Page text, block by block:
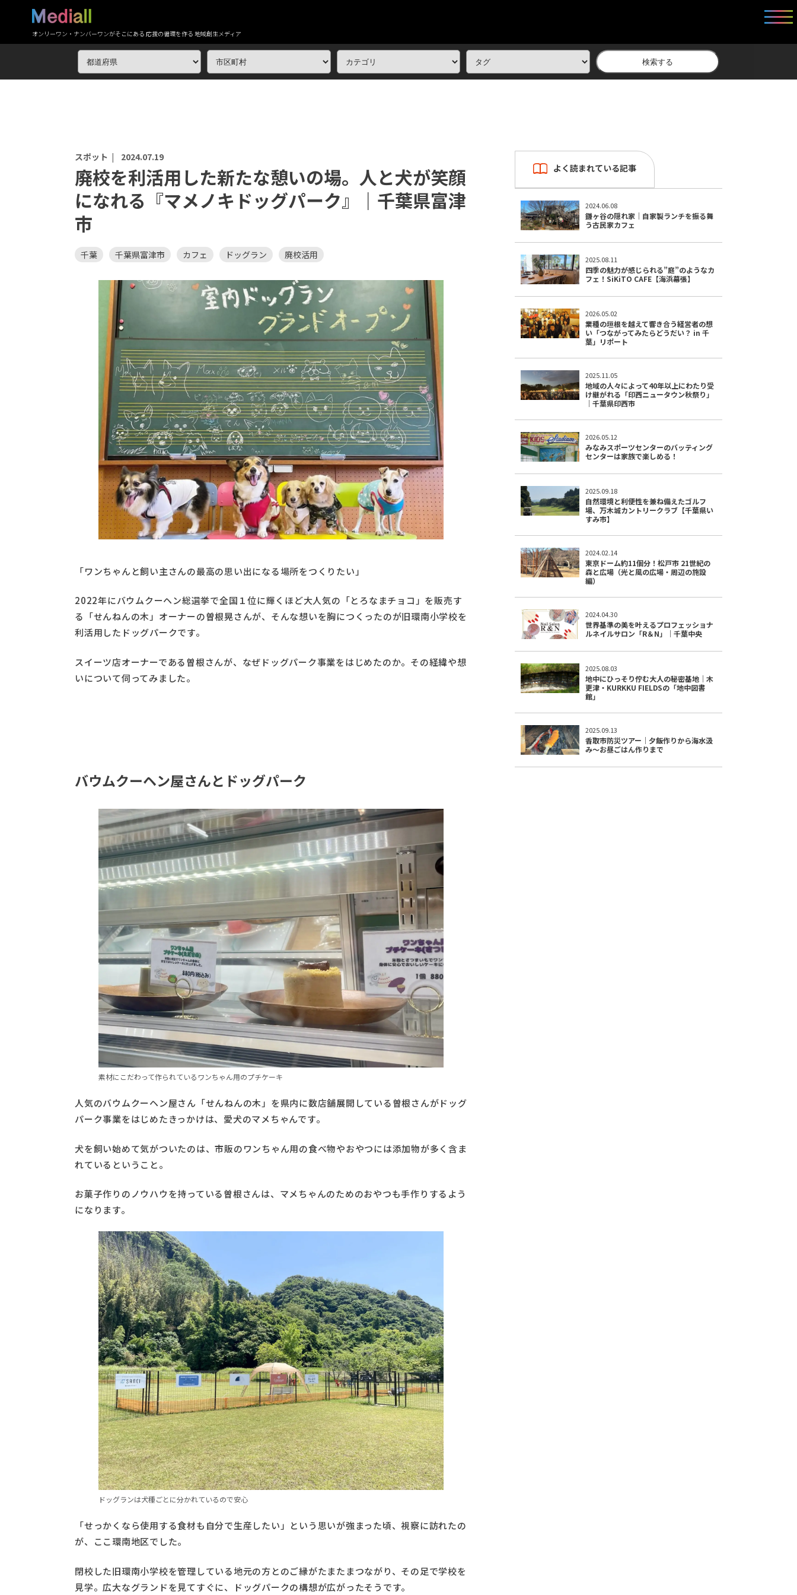
オンリーワン・ナンバーワンがそこにある 応援の循環を作る 地域創生メディア
検索する
スポット | 2024.07.19
廃校を利活用した新たな憩いの場。人と犬が笑顔
になれる『マメノキドッグパーク』｜千葉県富津
市
千葉 千葉県富津市 カフェ ドッグラン 廃校活用
「ワンちゃんと飼い主さんの最高の思い出になる場所をつくりたい」
2022年にバウムクーヘン総選挙で全国１位に輝くほど大人気の「とろなまチョコ」を販売す
る「せんねんの木」オーナーの曽根晃さんが、そんな想いを胸につくったのが旧環南小学校を
利活用したドッグパークです。
スイーツ店オーナーである曽根さんが、なぜドッグパーク事業をはじめたのか。その経緯や想
いについて伺ってみました。
バウムクーヘン屋さんとドッグパーク
素材にこだわって作られているワンちゃん用のプチケーキ
人気のバウムクーヘン屋さん「せんねんの木」を県内に数店舗展開している曽根さんがドッグ
パーク事業をはじめたきっかけは、愛犬のマメちゃんです。
犬を飼い始めて気がついたのは、市販のワンちゃん用の食べ物やおやつには添加物が多く含ま
れているということ。
お菓子作りのノウハウを持っている曽根さんは、マメちゃんのためのおやつも手作りするよう
になります。
ドッグランは犬種ごとに分かれているので安心
「せっかくなら使用する食材も自分で生産したい」という思いが強まった頃、視察に訪れたの
が、ここ環南地区でした。
閉校した旧環南小学校を管理している地元の方とのご縁がたまたまつながり、その足で学校を
見学。広大なグランドを見てすぐに、ドッグパークの構想が広がったそうです。
よく読まれている記事
2024.06.08
鎌ヶ谷の隠れ家｜自家製ランチを振る舞
う古民家カフェ
2025.08.11
四季の魅力が感じられる”庭”のようなカ
フェ！SiKiTO CAFE【海浜幕張】
2026.05.02
業種の垣根を越えて響き合う経営者の想
い「つながってみたらどうだい？ in 千
葉」リポート
2025.11.05
地域の人々によって40年以上にわたり受
け継がれる「印西ニュータウン秋祭り」
｜千葉県印西市
2026.05.12
みなみスポーツセンターのバッティング
センターは家族で楽しめる！
2025.09.18
自然環境と利便性を兼ね備えたゴルフ
場、万木城カントリークラブ【千葉県い
すみ市】
2024.02.14
東京ドーム約11個分！松戸市 21世紀の
森と広場（光と風の広場・周辺の施設
編）
2024.04.30
世界基準の美を叶えるプロフェッショナ
ルネイルサロン「R＆N」｜千葉中央
2025.08.03
地中にひっそり佇む大人の秘密基地｜木
更津・KURKKU FIELDSの「地中図書
館」
2025.09.13
香取市防災ツアー｜夕飯作りから海水汲
み～お昼ごはん作りまで